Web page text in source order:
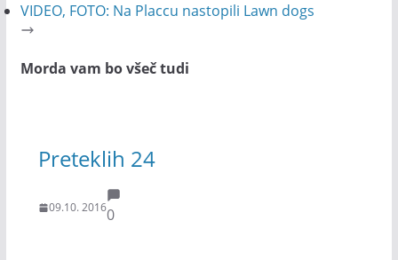
VIDEO, FOTO: Na Placcu nastopili Lawn dogs
Morda vam bo všeč tudi
Preteklih 24
09.10. 20160